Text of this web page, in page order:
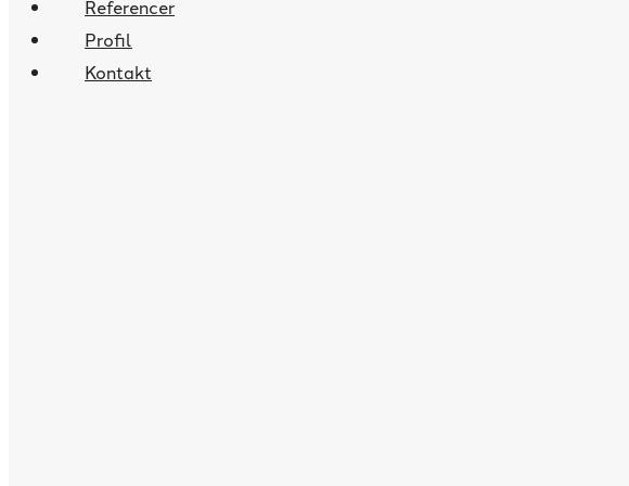
Referencer
Profil
Kontakt